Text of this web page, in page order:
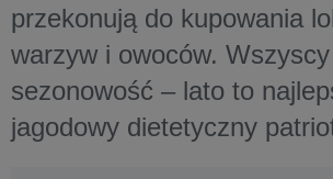
przekonują do kupowania
warzyw i owoców.
sezonowość – lato to
jagodowy dietetyczny